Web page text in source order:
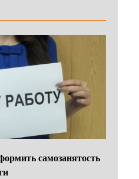
самозанятость